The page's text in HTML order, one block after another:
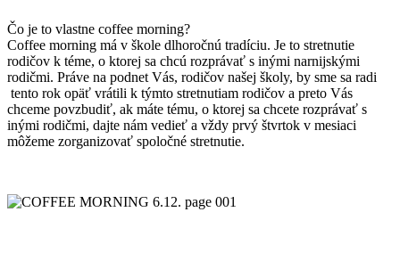
Čo je to vlastne coffee morning?
Coffee morning má v škole dlhoročnú tradíciu. Je to stretnutie
rodičov k téme, o ktorej sa chcú rozprávať s inými narnijskými
rodičmi. Práve na podnet Vás, rodičov našej školy, by sme sa radi
tento rok opäť vrátili k týmto stretnutiam rodičov a preto Vás
chceme povzbudiť, ak máte tému, o ktorej sa chcete rozprávať s
inými rodičmi, dajte nám vedieť a vždy prvý štvrtok v mesiaci
môžeme zorganizovať spoločné stretnutie.